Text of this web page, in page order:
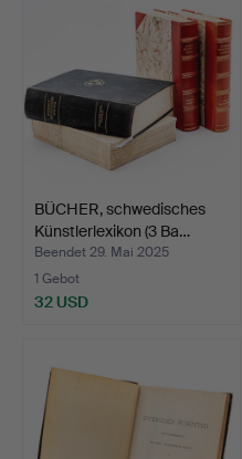
BÜCHER, schwedisches
Künstlerlexikon (3 Ba…
Beendet 29. Mai 2025
1 Gebot
32 USD